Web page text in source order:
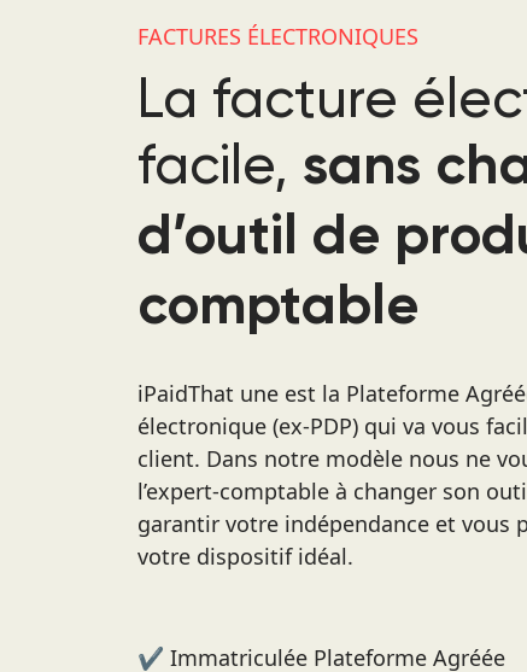
FACTURES ÉLECTRONIQUES
La facture
facile, sans
d’outil de
comptable
iPaidThat une est la Plateforme
électronique (ex-PDP) qui va vous
client. Dans notre modèle nous ne
l’expert-comptable à changer son
garantir votre indépendance et vous
votre dispositif idéal.
✔️ Immatriculée Plateforme Agréée